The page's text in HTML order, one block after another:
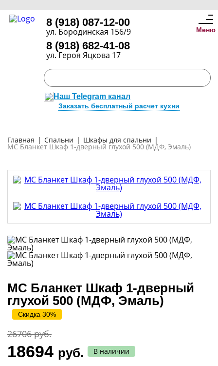
8 (918) 087-12-00
ул. Бородинская 156/9
8 (918) 682-41-08
ул. Героя Яцкова 17
Наш Telegram канал
Заказать бесплатный расчет кухни
Меню
Главная | Спальни | Шкафы для спальни |
МС Бланкет Шкаф 1-дверный глухой 500 (МДФ, Эмаль)
МС Бланкет Шкаф 1-дверный
глухой 500 (МДФ, Эмаль)
Скидка 30%
26706 руб.
18694 руб. В наличии